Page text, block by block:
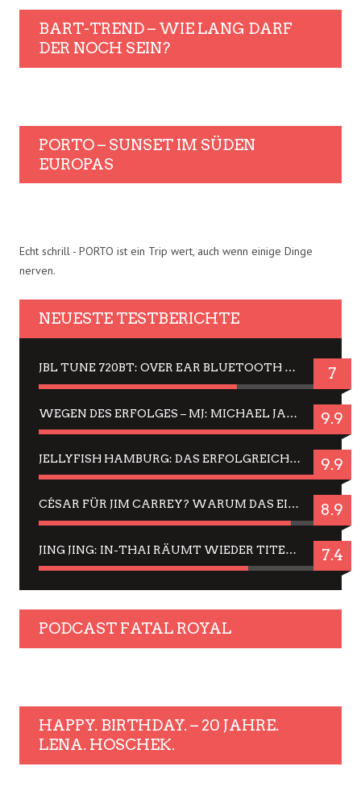
BART-TREND – WIE LANG DARF
DER NOCH SEIN?
PORTO – SUNSET IM SÜDEN
EUROPAS
Echt schrill - PORTO ist ein Trip wert, auch wenn einige Dinge
nerven.
NEUESTE TESTBERICHTE
JBL TUNE 720BT: OVER EAR BLUETOOTH KOPFHÖRER UM DIE 50,-€ IM DAUER-TEST 7
WEGEN DES ERFOLGES – MJ: MICHAEL JACKSON MUSICAL IN EINER MATINEE SEHEN 9.9
JELLYFISH HAMBURG: DAS ERFOLGREICHE SOMMER-MENÜ 2025 IN GEFÜHLEN UND BILDERN 9.9
CÉSAR FÜR JIM CARREY? WARUM DAS EINER DER NERVIGSTEN ACTORS IST UND BLEIBT 8.9
JING JING: IN-THAI RÄUMT WIEDER TITEL AB – EIN ZWEI-STUNDEN-ERLEBNISBERICHT 7.4
PODCAST FATAL ROYAL
HAPPY. BIRTHDAY. – 20 JAHRE.
LENA. HOSCHEK.